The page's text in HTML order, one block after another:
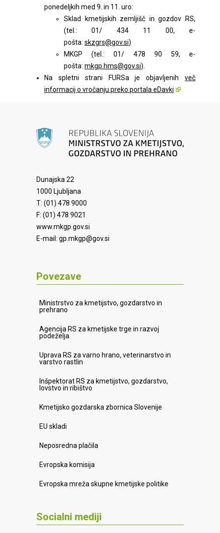
ponedeljkih med 9. in 11. uro:
Sklad kmetijskih zemljišč in gozdov RS,
(tel.: 01/ 434 11 00, e-
pošta: skzgrs@gov.si)
MKGP (tel.: 01/ 478 90 59, e-
pošta: mkgp.hms@gov.si).
Na spletni strani FURSa je objavljenih več
informacij o vročanju preko portala eDavki
Dunajska 22
1000 Ljubljana
T: (01) 478 9000
F: (01) 478 9021
www.mkgp.gov.si
E-mail: gp.mkgp@gov.si
Povezave
Ministrstvo za kmetijstvo, gozdarstvo in
prehrano
Agencija RS za kmetijske trge in razvoj
podeželja
Uprava RS za varno hrano, veterinarstvo in
varstvo rastlin
Inšpektorat RS za kmetijstvo, gozdarstvo,
lovstvo in ribištvo
Kmetijsko gozdarska zbornica Slovenije
EU skladi
Neposredna plačila
Evropska komisija
Evropska mreža skupne kmetijske politike
Socialni mediji